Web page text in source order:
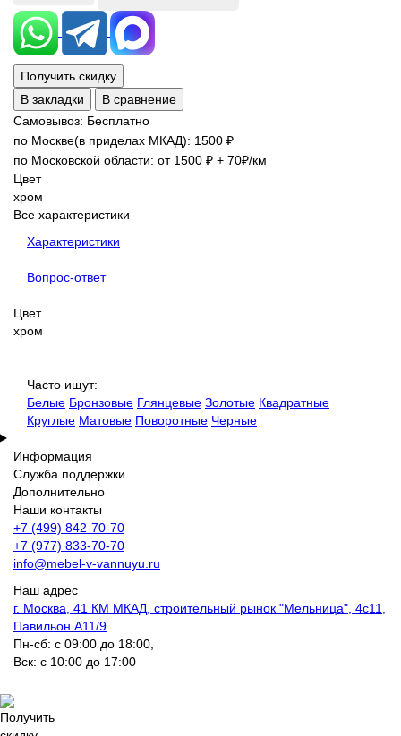
Получить скидку
В закладки
В сравнение
Самовывоз: Бесплатно
по Москве(в приделах МКАД): 1500 ₽
по Московской области: от 1500 ₽ + 70₽/км
Цвет
хром
Все характеристики
Характеристики
Вопрос-ответ
Цвет
хром
Часто ищут:
Белые Бронзовые Глянцевые Золотые Квадратные
Круглые Матовые Поворотные Черные
Информация
Служба поддержки
Дополнительно
Наши контакты
+7 (499) 842-70-70
+7 (977) 833-70-70
info@mebel-v-vannuyu.ru
Наш адрес
г. Москва, 41 КМ МКАД, строительный рынок "Мельница", 4с11,
Павильон А11/9
Пн-сб: с 09:00 до 18:00,
Вск: с 10:00 до 17:00